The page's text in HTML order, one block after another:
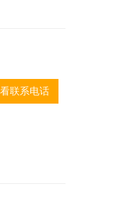
联系电话